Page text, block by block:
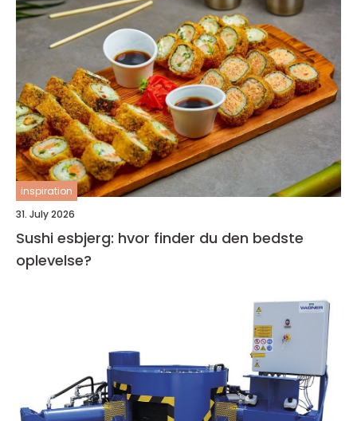
inspiration
31. July 2026
Sushi esbjerg: hvor finder du den bedste
oplevelse?